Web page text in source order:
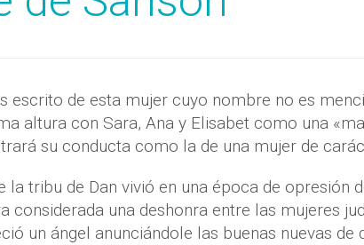
escrito de esta mujer cuyo nombre no es
altura con Sara, Ana y Elisabet como una
su conducta como la de una mujer de
la tribu de Dan vivió en una época de opresión
considerada una deshonra entre las mujeres
un ángel anunciándole las buenas nuevas de